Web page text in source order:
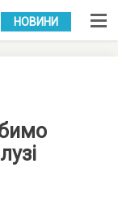
УКР РУС
НОВИНИ